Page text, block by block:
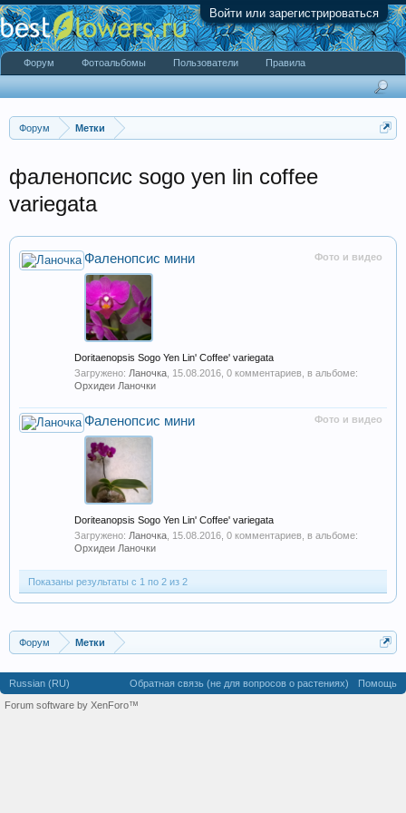
Войти или зарегистрироваться
Форум Метки
фаленопсис sogo yen lin coffee
variegata
Фото и видео
Фаленопсис мини
Doritaenopsis Sogo Yen Lin' Coffee' variegata
Загружено: Ланочка 15.08.2016 , 0 комментариев, в альбоме:
Орхидеи Ланочки
Фото и видео
Фаленопсис мини
Doriteanopsis Sogo Yen Lin' Coffee' variegata
Загружено: Ланочка 15.08.2016 , 0 комментариев, в альбоме:
Орхидеи Ланочки
Показаны результаты с 1 по 2 из 2
Форум Метки
Форум Фотоальбомы Пользователи Правила
Russian (RU) Обратная связь (не для вопросов о растениях)
Помощь
Forum software by XenForo™